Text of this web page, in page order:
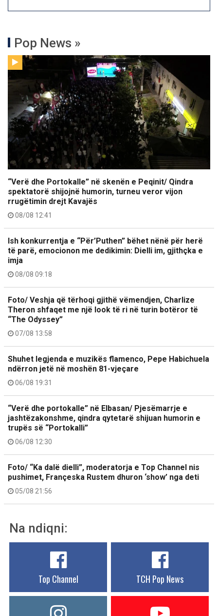
Pop News »
“Verë dhe Portokalle” në skenën e Peqinit/ Qindra
spektatorë shijojnë humorin, turneu veror vijon
rrugëtimin drejt Kavajës
08/08 12:41
Ish konkurrentja e “Për’Puthen” bëhet nënë për herë
të parë, emocionon me dedikimin: Dielli im, gjithçka e
imja
08/08 09:18
Foto/ Veshja që tërhoqi gjithë vëmendjen, Charlize
Theron shfaqet me një look të ri në turin botëror të
“The Odyssey”
07/08 13:58
Shuhet legjenda e muzikës flamenco, Pepe Habichuela
ndërron jetë në moshën 81-vjeçare
06/08 19:31
“Verë dhe portokalle” në Elbasan/ Pjesëmarrje e
jashtëzakonshme, qindra qytetarë shijuan humorin e
trupës së “Portokalli”
06/08 12:30
Foto/ “Ka dalë dielli”, moderatorja e Top Channel nis
pushimet, Françeska Rustem dhuron ‘show’ nga deti
05/08 21:56
Na ndiqni:
Top Channel TCH Pop News